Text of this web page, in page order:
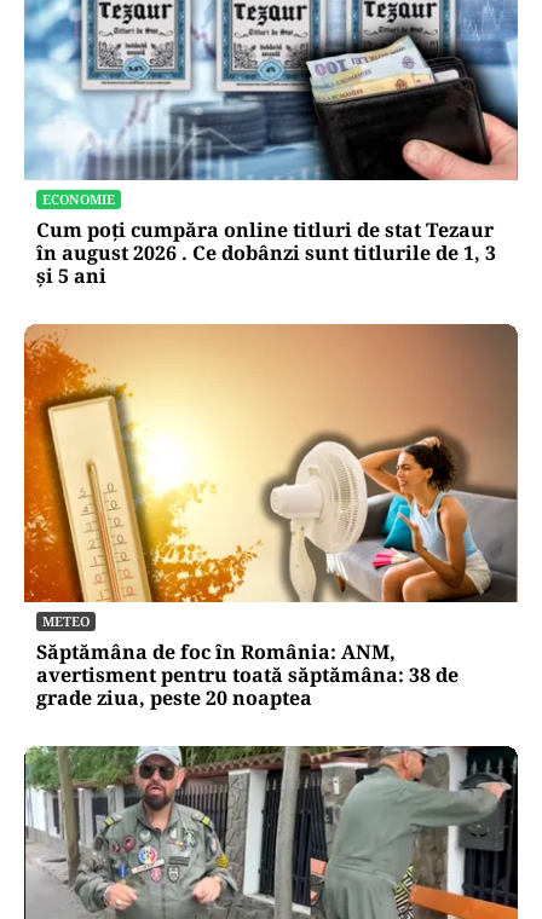
ECONOMIE
Cum poți cumpăra online titluri de stat Tezaur
în august 2026 . Ce dobânzi sunt titlurile de 1, 3
și 5 ani
METEO
Săptămâna de foc în România: ANM,
avertisment pentru toată săptămâna: 38 de
grade ziua, peste 20 noaptea